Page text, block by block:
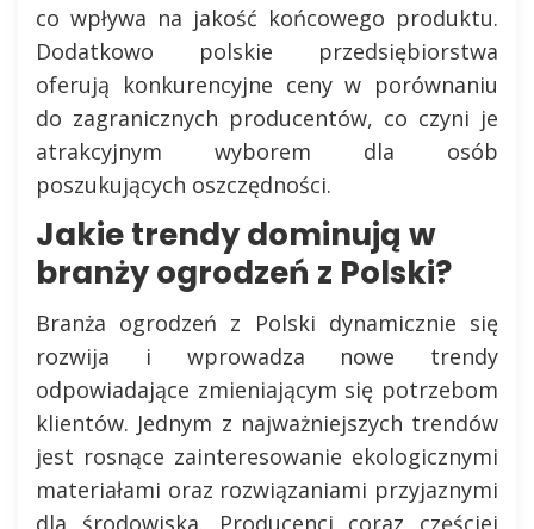
co wpływa na jakość końcowego produktu.
Dodatkowo polskie przedsiębiorstwa
oferują konkurencyjne ceny w porównaniu
do zagranicznych producentów, co czyni je
atrakcyjnym wyborem dla osób
poszukujących oszczędności.
Jakie trendy dominują w
branży ogrodzeń z Polski?
Branża ogrodzeń z Polski dynamicznie się
rozwija i wprowadza nowe trendy
odpowiadające zmieniającym się potrzebom
klientów. Jednym z najważniejszych trendów
jest rosnące zainteresowanie ekologicznymi
materiałami oraz rozwiązaniami przyjaznymi
dla środowiska. Producenci coraz częściej